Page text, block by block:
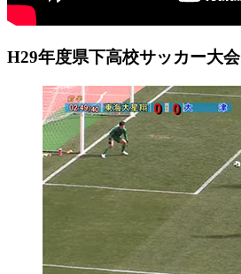
H29年度県下高校サッカー大会